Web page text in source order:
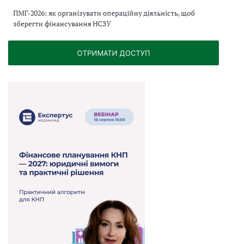
ПМГ-2026: як організувати операційну діяльність, щоб
зберегти фінансування НСЗУ
ОТРИМАТИ ДОСТУП